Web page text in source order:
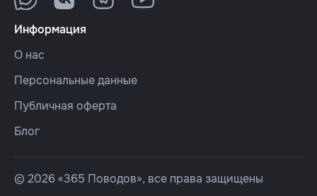
Информация
О нас
Персональные данные
Публичная оферта
Блог
© 2026 «365 Поводов», все права защищены